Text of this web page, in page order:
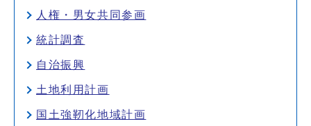
人権・男女共同参画
統計調査
自治振興
土地利用計画
国土強靭化地域計画